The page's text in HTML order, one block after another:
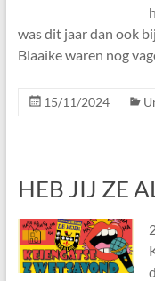
was dit jaar dan ook
Blaaike waren nog
15/11/2024
HEB JIJ ZE